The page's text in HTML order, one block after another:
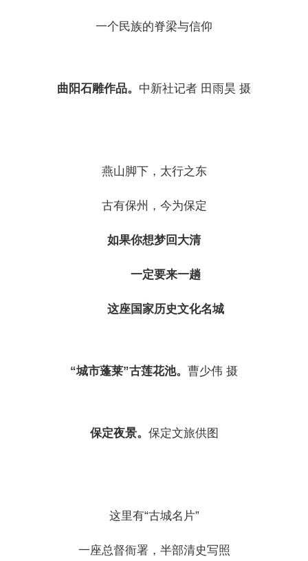
一个民族的脊梁与信仰
曲阳石雕作品。 中新社记者 田雨昊 摄
燕山脚下，太行之东
古有保州，今为保定
如果你想梦回大清
一定要来一趟
这座国家历史文化名城
“城市蓬莱”古莲花池。 曹少伟 摄
保定夜景。 保定文旅供图
这里有“古城名片”
一座总督衙署，半部清史写照